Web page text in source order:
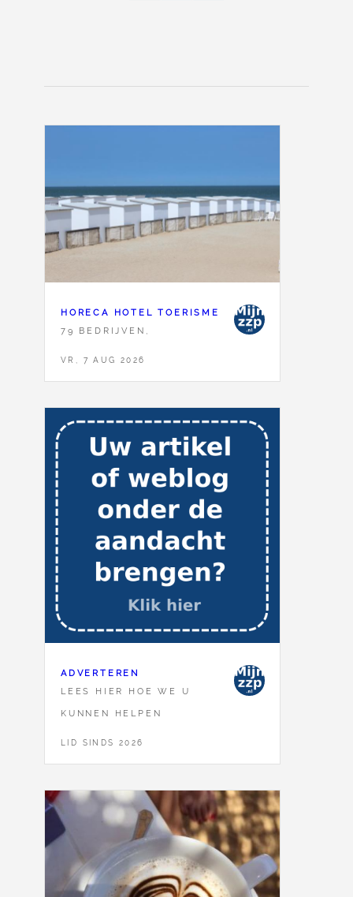
HORECA HOTEL TOERISME
79 BEDRIJVEN,
VR, 7 AUG 2026
ADVERTEREN
LEES HIER HOE WE U
KUNNEN HELPEN
LID SINDS 2026